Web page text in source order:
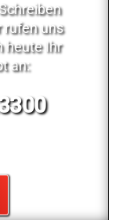
rufen uns
heute Ihr
an: